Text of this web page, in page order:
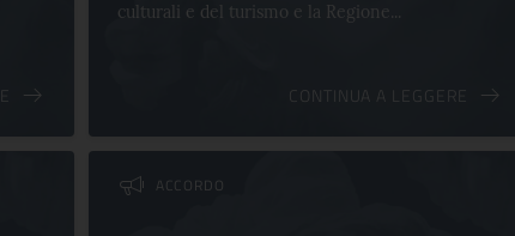
culturali e del turismo e la Regione...
CONTINUA A LEGGERE
ACCORDO